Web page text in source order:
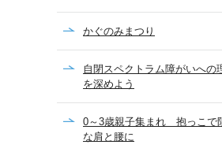
かぐのみまつり
自閉スペクトラム障がいへの
を深めよう
0～3歳親子集まれ 抱っこで
な肩と腰に